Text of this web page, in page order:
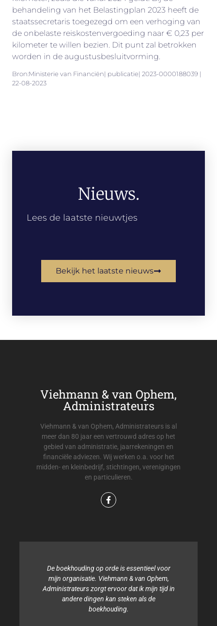
behandeling van het Belastingplan 2023 heeft de
staatssecretaris toegezegd om een verhoging van
de onbelaste reiskostenvergoeding naar € 0,23 per
kilometer te willen bezien. Dit punt zal betrokken
worden in de augustusbesluitvorming.
Bron:Ministerie van Financiën| publicatie| 2023-0000188039 |
22-08-2023
Nieuws.
Lees de laatste nieuwtjes
Bekijk het laatste nieuws
Viehmann & van Ophem,
Administrateurs
Viehmann & van Ophem, Administrateurs is al
meer dan 80 jaar een vertrouwd adres op het
gebied van administratie, jaarrekeningen en
financiële adviezen. Wij werken o.a. voor het
midden- en kleinbedrijf, stichtingen, verenigingen
en particulieren.
De boekhouding op orde is essentieel voor
mijn organisatie. Viehmann & van Ophem,
Administrateurs zorgt ervoor dat ik mijn tijd in
andere dingen kan steken als de
boekhouding.